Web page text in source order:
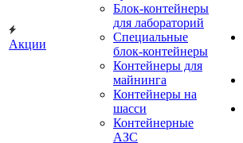
Акции
Блок-контейнеры
для лабораторий
Специальные
блок-контейнеры
Контейнеры для
майнинга
Контейнеры на
шасси
Контейнерные
АЗС